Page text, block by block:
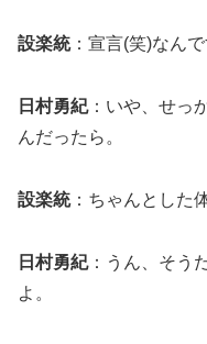
設楽統：宣言(笑)なん
日村勇紀：いや、せっ
んだったら。
設楽統：ちゃんとした
日村勇紀：うん、そう
よ。